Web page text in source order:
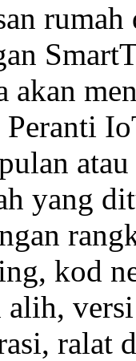
akan
yang
kod
alih,
ralat